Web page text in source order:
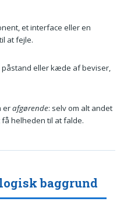
et interface eller en
at fejle.
påstand eller kæde af beviser,
erafgørende: selv om alt andet
helheden til at falde.
baggrund